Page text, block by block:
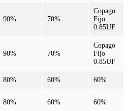
90% 70%
Copago
Fijo
0.85UF
90% 70%
Copago
Fijo
0.85UF
80% 60% 60%
80% 60% 60%